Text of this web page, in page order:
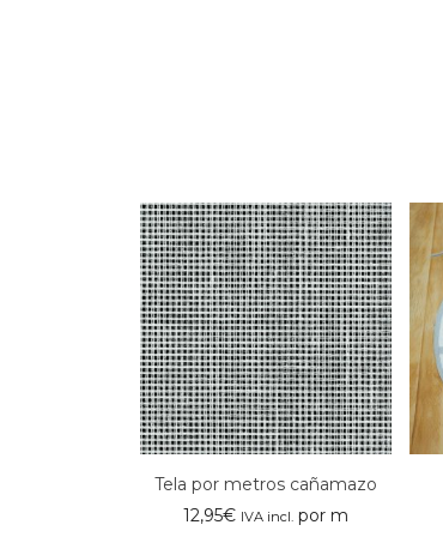
Tela por metros cañamazo
12,95€ IVA incl. por m